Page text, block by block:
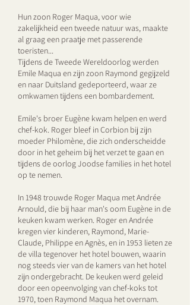
Hun zoon Roger Maqua, voor wie
zakelijkheid een tweede natuur was, maakte
al graag een praatje met passerende
toeristen...
Tijdens de Tweede Wereldoorlog werden
Emile Maqua en zijn zoon Raymond gegijzeld
en naar Duitsland gedeporteerd, waar ze
omkwamen tijdens een bombardement.
Emile's broer Eugène kwam helpen en werd
chef-kok. Roger bleef in Corbion bij zijn
moeder Philomène, die zich onderscheidde
door in het geheim bij het verzet te gaan en
tijdens de oorlog Joodse families in het hotel
op te nemen.
In 1948 trouwde Roger Maqua met Andrée
Arnould, die bij haar man's oom Eugène in de
keuken kwam werken. Roger en Andrée
kregen vier kinderen, Raymond, Marie-
Claude, Philippe en Agnès, en in 1953 lieten ze
de villa tegenover het hotel bouwen, waarin
nog steeds vier van de kamers van het hotel
zijn ondergebracht. De keuken werd geleid
door een opeenvolging van chef-koks tot
1970, toen Raymond Maqua het overnam.